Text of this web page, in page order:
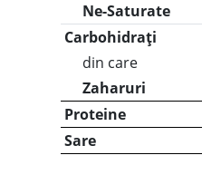
Ne-Saturate
Carbohidrați
din care
Zaharuri
Proteine
Sare